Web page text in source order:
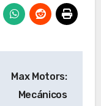
Max Motors:
Mecánicos